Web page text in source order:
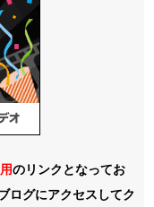
のリンクとなってお
ログにアクセスしてク